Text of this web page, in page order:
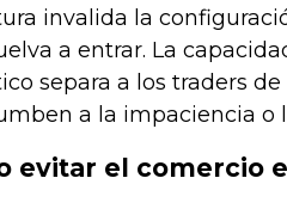
invalida la
a entrar. La
separa a los traders
a la impaciencia o
evitar el comercio